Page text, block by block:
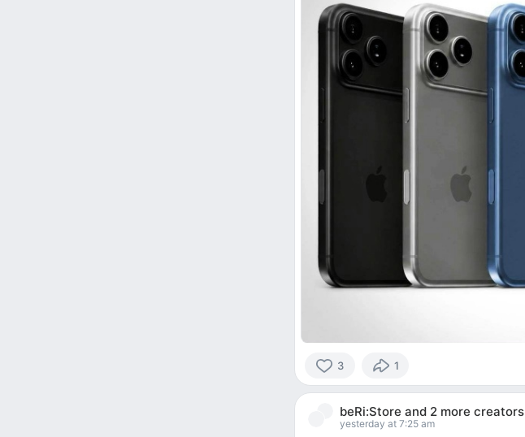
3
3
reacted
1
beRi:Store and 2 more creators
yesterday at 7:25 am